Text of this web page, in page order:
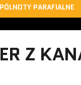
PARAFIALNE
Z